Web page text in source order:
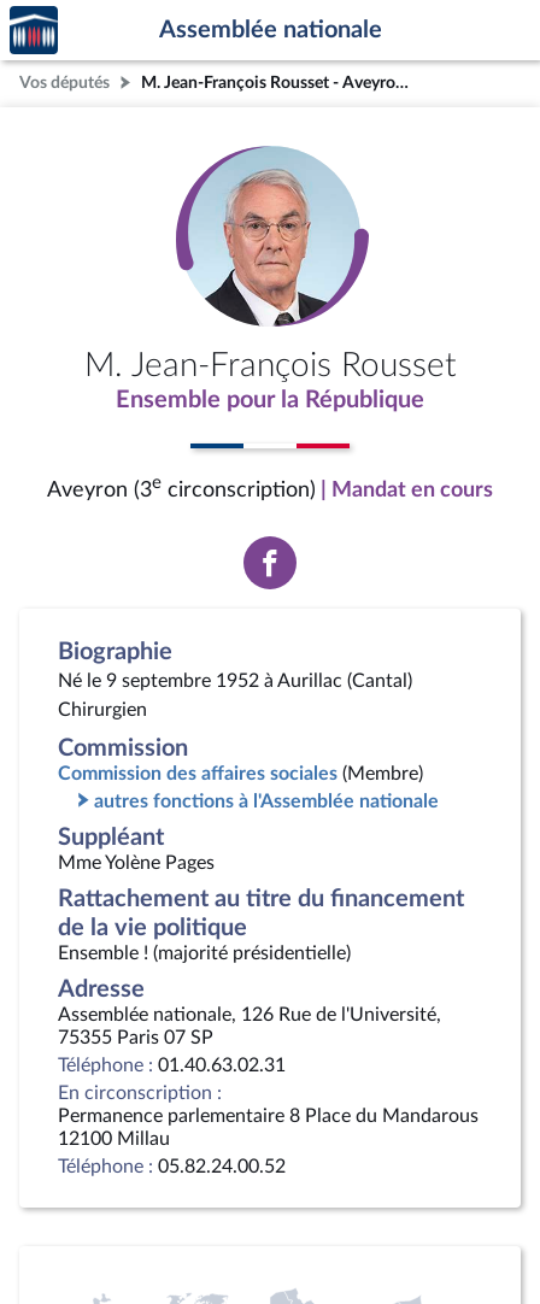
Aller au contenu
Aller en bas de la page
Accèder
à la
page
d'accueil
Assemblée nationale
Vos députés M. Jean-François Rousset - Aveyron (3e circonscription)
M. Jean-François Rousset
Ensemble pour la République
Aveyron (3e circonscription) | Mandat en cours
Voir
la
Biographie
Né le 9 septembre 1952 à Aurillac (Cantal)
Chirurgien
Commission
Commission des affaires sociales (Membre)
autres fonctions à l'Assemblée nationale
Suppléant
Mme Yolène Pages
Rattachement au titre du financement
de la vie politique
Ensemble ! (majorité présidentielle)
Adresse
Assemblée nationale, 126 Rue de l'Université,
75355 Paris 07 SP
Téléphone : 01.40.63.02.31
En circonscription :
Permanence parlementaire 8 Place du Mandarous
12100 Millau
Téléphone : 05.82.24.00.52